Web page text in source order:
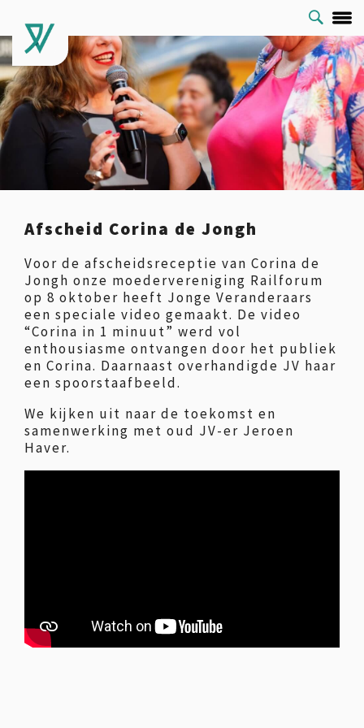
Afscheid Corina de Jongh
Voor de afscheidsreceptie van Corina de
Jongh onze moedervereniging Railforum
op 8 oktober heeft Jonge Veranderaars
een speciale video gemaakt. De video
“Corina in 1 minuut” werd vol
enthousiasme ontvangen door het publiek
en Corina. Daarnaast overhandigde JV haar
een spoorstaafbeeld.
We kijken uit naar de toekomst en
samenwerking met oud JV-er Jeroen
Haver.